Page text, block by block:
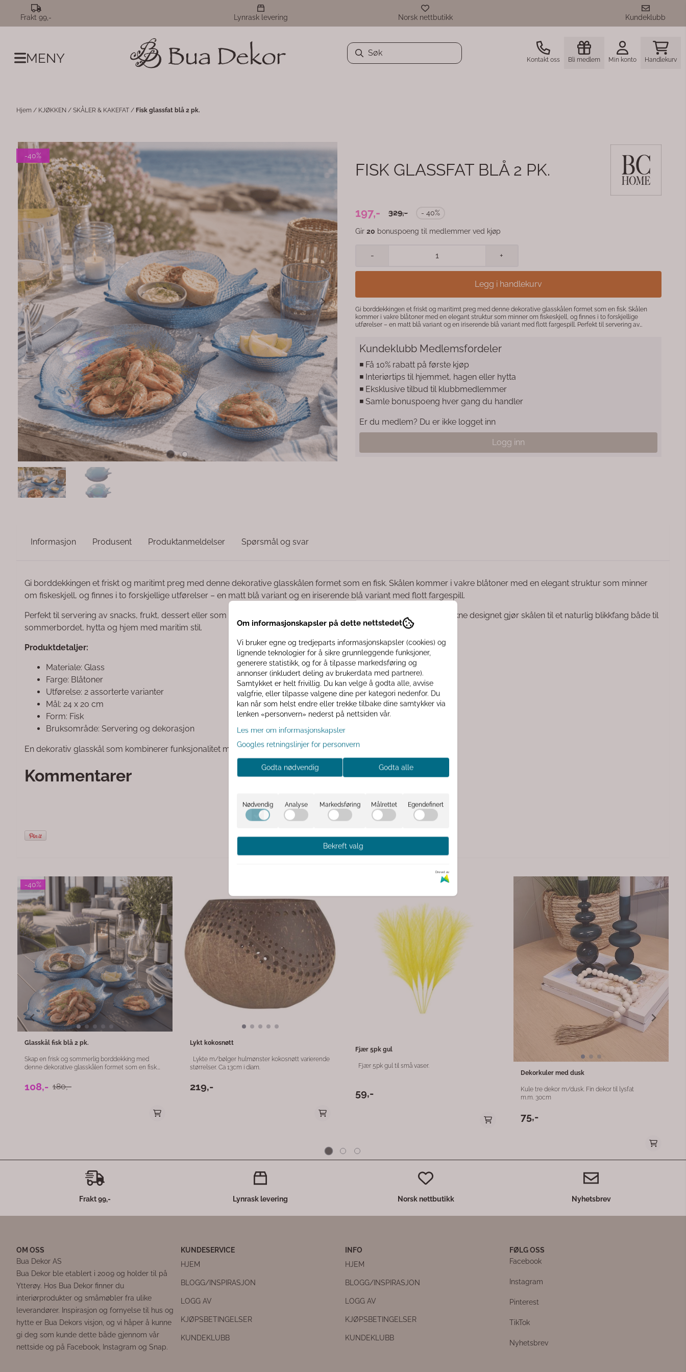
Hopp til innhold
Frakt 99,- Lynrask levering Norsk nettbutikk Kundeklubb
MENY Kontakt oss Bli medlem Min konto Handlekurv
Hjem / KJØKKEN / SKÅLER & KAKEFAT / Fisk glassfat blå 2 pk.
-40%
FISK GLASSFAT BLÅ 2 PK.
197,- 329,- - 40%
Gir 20 bonuspoeng til medlemmer ved kjøp
- +
Legg i handlekurv
Gi borddekkingen et friskt og maritimt preg med denne dekorative glasskålen formet som en fisk. Skålen
kommer i vakre blåtoner med en elegant struktur som minner om fiskeskjell, og finnes i to forskjellige
utførelser – en matt blå variant og en iriserende blå variant med flott fargespill. Perfekt til servering av
Materiale: Glass Farge: Blåtoner Utførelse: 2 assorterte varianter Mål: 24 x 20 cm Form: Fisk Bruksområde:
uttrykk.
Kundeklubb Medlemsfordeler
◾️ Få 10% rabatt på første kjøp
◾️ Interiørtips til hjemmet, hagen eller hytta
◾️ Eksklusive tilbud til klubbmedlemmer
◾️ Samle bonuspoeng hver gang du handler
Er du medlem? Du er ikke logget inn
Logg inn
Informasjon Produsent Produktanmeldelser Spørsmål og svar
Gi borddekkingen et friskt og maritimt preg med denne dekorative glasskålen formet som en fisk. Skålen kommer i vakre blåtoner med en elegant struktur som minner
om fiskeskjell, og finnes i to forskjellige utførelser – en matt blå variant og en iriserende blå variant med flott fargespill.
Perfekt til servering av snacks, frukt, dessert eller som et dekorativt fat til lys, skjell eller andre interiørdetaljer. Det lekne designet gjør skålen til et naturlig blikkfang både til
sommerbordet, hytta og hjem med maritim stil.
Produktdetaljer:
Materiale: Glass
Farge: Blåtoner
Utførelse: 2 assorterte varianter
Mål: 24 x 20 cm
Form: Fisk
Bruksområde: Servering og dekorasjon
En dekorativ glasskål som kombinerer funksjonalitet med et sjarmerende maritimt uttrykk.
Kommentarer
-75%
Lysestake rund Eleganse
Stilfull og dekorativ lysestake i blank metall med
rund form og mønstret design, nå med integrert
glass for ekstra sikkerhet og elegant lysrefleksjon.
Perfekt til kronelys, både på bordet, hyllen eller
som del av en dekorativ lysgruppe. Glassinnsatsen
beskytter mot varm voks og gir et klart,
stemningsfullt lys, mens det mønstrede designet
skaper vakre lys- og skyggeeffekter i rommet.
Lysestaken passer like godt til hverdag som til
festlige anledninger. Detaljer: Materiale: Metall og
glass Farge/finish: Blank Mål: 10 x 20 cm Passer:
Kronelys Form: Rund med mønster Bruksområder:
Skaper lun og stemningsfull belysning på bord, i
stuen eller på en skjenk. Kombiner gjerne med
andre lysestaker for et gjennomført dekorativt
uttrykk.
75,- 299,-
Et vakkert hvitt krus med nostalgisk motiv, malt i
akvarell av Anita Sletten (Nordicwilde). Kruset har
et stemningsfullt dikt skrevet av hennes far,
Karsten Rasmussen, som bringer minner om
varme stunder, vinter og hjemmets hygge. Dette
nordiske kruset passer perfekt til hytte, hjem eller
som en personlig gave. Med sin høyde på 13,5 cm
er det ideelt til kaffe, te eller kakao, og skaper en
koselig atmosfære rundt enhver kopp. Detaljer:
Farge: Hvit Motiv: Nostalgi og dikt Akvarell: Anita
Sletten (Nordicwilde) Tekst: Karsten Rasmussen
Høyde: 13,5 cm Materiale: Steintøy/keramikk Tåler
oppvaskmaskin og mikrobølgeovn
150,-
YVIAS bordlampe kombinerer mykt, melkegrønt
glass med elegante gulldetaljer og gir et sofistikert,
moderne uttrykk. Den dempede grønntonen sprer
et behagelig og stemningsfullt lys, mens
gullfinishen tilfører et eksklusivt preg. Den
kompakte størrelsen gjør lampen perfekt på
nattbordet, sidebordet eller i en hylle – både som
funksjonell belysning og dekorativ interiørdetalj.
Med integrert LED er YVIAS både energieffektiv og
Melkegrønn og gull Mål: Ø15 x H27 cm Lyskilde:
Integrert LED Bruksområde: Innendørs
299,-
Fat leppeform lys rosa
Små glassfat i rosa formet som lepper. Perfekt til
smågodt eller som fat til smykker og ringer, sminke
m.m. 17 cm
Frakt 99,- Lynrask levering Norsk nettbutikk Nyhetsbrev
OM OSS
Bua Dekor AS
Bua Dekor ble etablert i 2009 og holder til på
Ytterøy. Hos Bua Dekor finner du
interiørprodukter og småmøbler fra ulike
leverandører. Inspirasjon og fornyelse til hus og
hytte er Bua Dekors visjon, og vi håper å kunne
gi deg som kunde dette både gjennom vår
nettside og på Facebook, Instagram og Snap.
KUNDESERVICE
HJEM
BLOGG/INSPIRASJON
LOGG AV
KJØPSBETINGELSER
KUNDEKLUBB
INFO
HJEM
BLOGG/INSPIRASJON
LOGG AV
KJØPSBETINGELSER
KUNDEKLUBB
FØLG OSS
Facebook
Instagram
Pinterest
TikTok
Nyhetsbrev
Om informasjonskapsler på dette nettstedet
Vi bruker egne og tredjeparts informasjonskapsler (cookies) og
lignende teknologier for å sikre grunnleggende funksjoner,
generere statistikk, og for å tilpasse markedsføring og
annonser (inkludert deling av brukerdata med partnere).
Samtykket er helt frivillig. Du kan velge å godta alle, avvise
valgfrie, eller tilpasse valgene dine per kategori nedenfor. Du
kan når som helst endre eller trekke tilbake dine samtykker via
lenken «personvern» nederst på nettsiden vår.
Les mer om informasjonskapsler
Googles retningslinjer for personvern
Godta nødvendig Godta alle
Nødvendig Analyse Markedsføring Målrettet Egendefinert
Bekreft valg
Drevet av